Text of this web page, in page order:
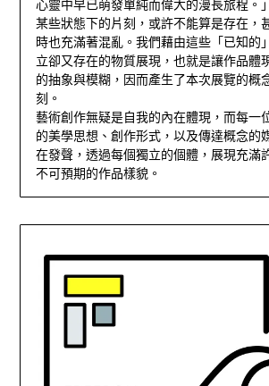
心靈中早已萌發單純而偉大的漫長旅程。
某些狀態下的片刻，或許不能算是存在，
時也充滿著混亂。我們藉由這些「已知的
立卻又存在的物質展現，也就是讓作品體
的抽象與模糊，因而產生了本次展覽的概
刻。
藝術創作無疑是自我的內在體現，而每一
的美學思想、創作形式，以及傳達概念的
在發聲，透過每個獨立的個體，展現充滿
不可預期的作品樣貌。